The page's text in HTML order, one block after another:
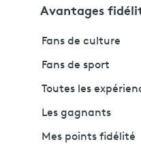
Avantages
Fans de culture
Fans de sport
Toutes les
Les gagnants
Mes points fidélité